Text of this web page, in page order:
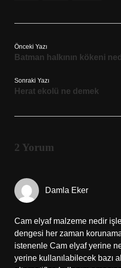
Önceki Yazı
Batman halkının kökeni
Sonraki Yazı
Herat ekolü ne demek
2 Yorum
Damla Eker
Cam elyaf malzeme nedir
dengesi her zaman
istenenle Cam elyaf yerine
yerine kullanılabilecek bazı